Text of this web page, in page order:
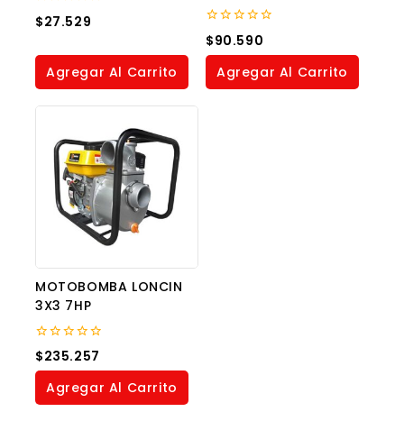
0
out
5
$27.529
Agregar Al Carrito
0
out
of
$90.590
Agregar Al Carrito
MOTOBOMBA LONCIN
3X3 7HP
0
out
of
$235.257
Agregar Al Carrito